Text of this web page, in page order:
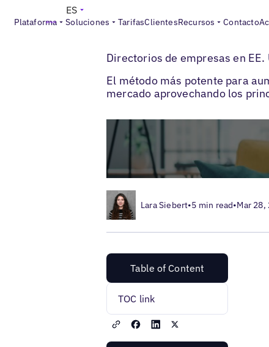
Plataforma Soluciones TarifasClientesRecursos Contacto
ES
Blogs > Optimización de fichas locales>
Directorios de empresas en EE.
El método más potente para
mercado aprovechando los
Lara Siebert•5 min read•Mar 28,
Table of Content
TOC link